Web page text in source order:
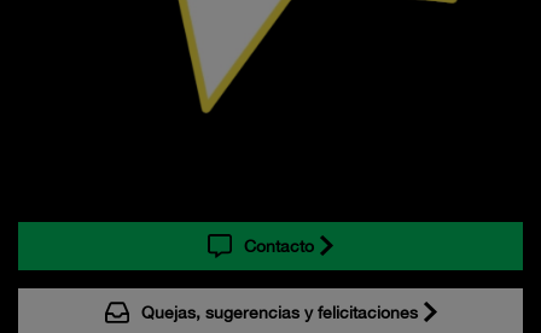
Contacto
Quejas, sugerencias y felicitaciones